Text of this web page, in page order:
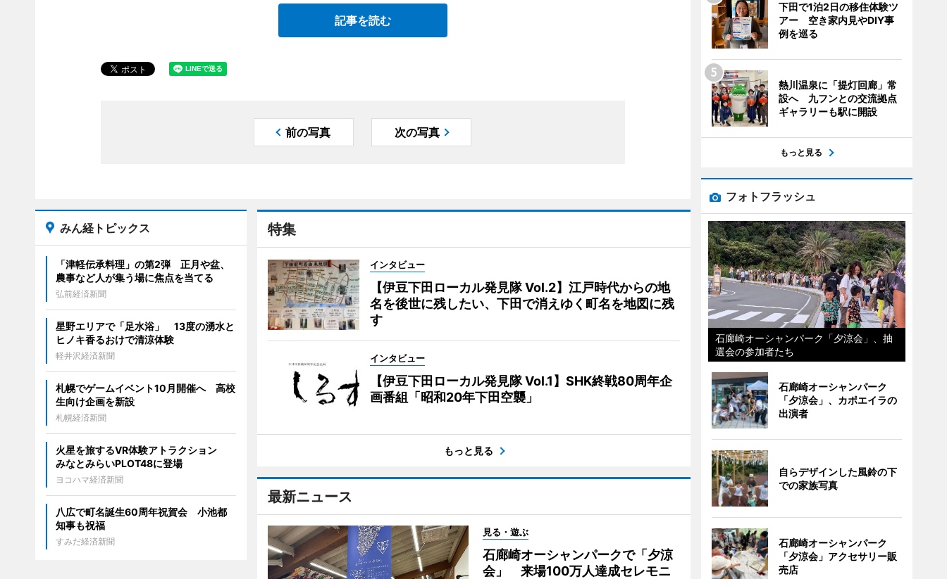
記事を読む
前の写真 次の写真
特集
インタビュー
【伊豆下田ローカル発見隊 Vol.2】江戸時代からの地
名を後世に残したい、下田で消えゆく町名を地図に残
す
インタビュー
【伊豆下田ローカル発見隊 Vol.1】SHK終戦80周年企
画番組「昭和20年下田空襲」
もっと見る
最新ニュース
見る・遊ぶ
石廊崎オーシャンパークで「夕涼
会」 来場100万人達成セレモニ
みん経トピックス
「津軽伝承料理」の第2弾 正月や盆、
農事など人が集う場に焦点を当てる
弘前経済新聞
星野エリアで「足水浴」 13度の湧水と
ヒノキ香るおけで清涼体験
軽井沢経済新聞
札幌でゲームイベント10月開催へ 高校
生向け企画を新設
札幌経済新聞
火星を旅するVR体験アトラクション
みなとみらいPLOT48に登場
ヨコハマ経済新聞
八広で町名誕生60周年祝賀会 小池都
知事も祝福
すみだ経済新聞
下田で1泊2日の移住体験ツ
アー 空き家内見やDIY事
例を巡る
熱川温泉に「提灯回廊」常
設へ 九フンとの交流拠点
ギャラリーも駅に開設
もっと見る
フォトフラッシュ
石廊崎オーシャンパーク「夕涼会」、抽
選会の参加者たち
石廊崎オーシャンパーク
「夕涼会」、カポエイラの
出演者
自らデザインした風鈴の下
での家族写真
石廊崎オーシャンパーク
「夕涼会」アクセサリー販
売店